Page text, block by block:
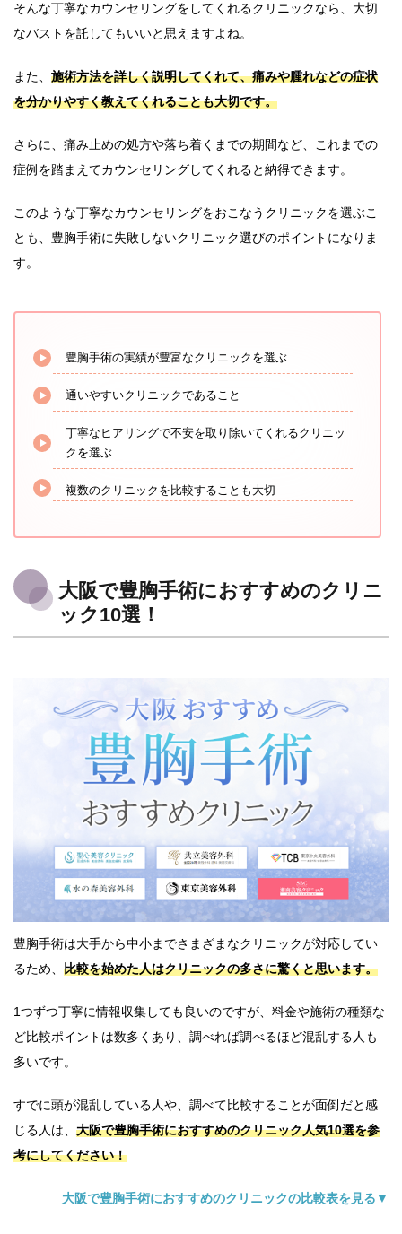
そんな丁寧なカウンセリングをしてくれるクリニックなら、大切
なバストを託してもいいと思えますよね。
また、 施術方法を詳しく説明してくれて、痛みや腫れなどの症状
を分かりやすく教えてくれることも大切です。
さらに、痛み止めの処方や落ち着くまでの期間など、これまでの
症例を踏まえてカウンセリングしてくれると納得できます。
このような丁寧なカウンセリングをおこなうクリニックを選ぶこ
とも、豊胸手術に失敗しないクリニック選びのポイントになりま
す。
豊胸手術の実績が豊富なクリニックを選ぶ
通いやすいクリニックであること
丁寧なヒアリングで不安を取り除いてくれるクリニッ
クを選ぶ
複数のクリニックを比較することも大切
大阪で豊胸手術におすすめのクリニ
ック10選！
豊胸手術は大手から中小までさまざまなクリニックが対応してい
るため、 比較を始めた人はクリニックの多さに驚くと思います。
1つずつ丁寧に情報収集しても良いのですが、料金や施術の種類な
ど比較ポイントは数多くあり、調べれば調べるほど混乱する人も
多いです。
すでに頭が混乱している人や、調べて比較することが面倒だと感
じる人は、 大阪で豊胸手術におすすめのクリニック人気10選を参
考にしてください！
大阪で豊胸手術におすすめのクリニックの比較表を見る▼